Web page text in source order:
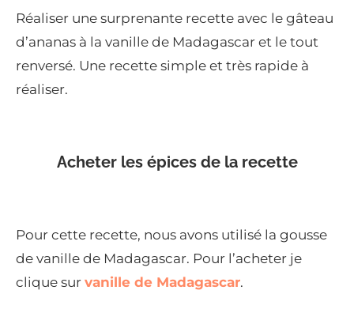
Réaliser une surprenante recette avec le gâteau
d’ananas à la vanille de Madagascar et le tout
renversé. Une recette simple et très rapide à
réaliser.
Acheter les épices de la recette
Pour cette recette, nous avons utilisé la gousse
de vanille de Madagascar. Pour l’acheter je
clique sur vanille de Madagascar.